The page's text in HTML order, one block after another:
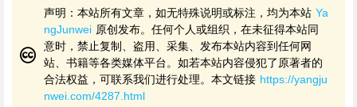
声明：本站所有文章，如无特殊说明或标注，均为本站 Ya
ngJunwei 原创发布。任何个人或组织，在未征得本站同
意时，禁止复制、盗用、采集、发布本站内容到任何网
站、书籍等各类媒体平台。如若本站内容侵犯了原著者的
合法权益，可联系我们进行处理。本文链接 https://yangju
nwei.com/4287.html